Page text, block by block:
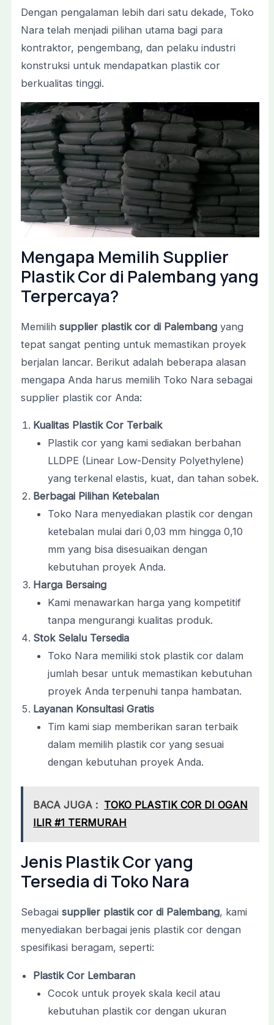
Dengan pengalaman lebih dari satu dekade, Toko
Nara telah menjadi pilihan utama bagi para
kontraktor, pengembang, dan pelaku industri
konstruksi untuk mendapatkan plastik cor
berkualitas tinggi.
Mengapa Memilih Supplier
Plastik Cor di Palembang yang
Terpercaya?
Memilih supplier plastik cor di Palembangyang
tepat sangat penting untuk memastikan proyek
berjalan lancar. Berikut adalah beberapa alasan
mengapa Anda harus memilih Toko Nara sebagai
supplier plastik cor Anda:
Kualitas Plastik Cor Terbaik
Plastik cor yang kami sediakan berbahan
LLDPE (Linear Low-Density Polyethylene)
yang terkenal elastis, kuat, dan tahan sobek.
Berbagai Pilihan Ketebalan
Toko Nara menyediakan plastik cor dengan
ketebalan mulai dari 0,03 mm hingga 0,10
mm yang bisa disesuaikan dengan
kebutuhan proyek Anda.
Harga Bersaing
Kami menawarkan harga yang kompetitif
tanpa mengurangi kualitas produk.
Stok Selalu Tersedia
Toko Nara memiliki stok plastik cor dalam
jumlah besar untuk memastikan kebutuhan
proyek Anda terpenuhi tanpa hambatan.
Layanan Konsultasi Gratis
Tim kami siap memberikan saran terbaik
dalam memilih plastik cor yang sesuai
dengan kebutuhan proyek Anda.
BACA JUGA : TOKO PLASTIK COR DI OGAN
ILIR #1 TERMURAH
Jenis Plastik Cor yang
Tersedia di Toko Nara
Sebagai supplier plastik cor di Palembang, kami
menyediakan berbagai jenis plastik cor dengan
spesifikasi beragam, seperti:
Plastik Cor Lembaran
Cocok untuk proyek skala kecil atau
kebutuhan plastik cor dengan ukuran